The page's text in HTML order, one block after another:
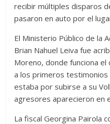
recibir múltiples disparos
pasaron en auto por el
El Ministerio Público de la
Brian Nahuel Leiva fue
Moreno, donde funciona el
a los primeros testimonios
estaba por subirse a su
agresores aparecieron en
La fiscal Georgina Pairola